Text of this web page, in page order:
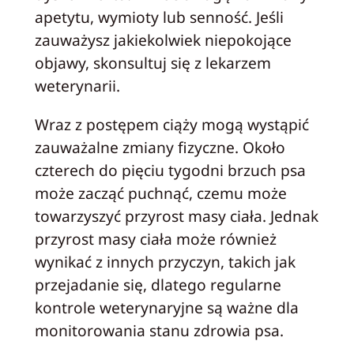
apetytu, wymioty lub senność. Jeśli
zauważysz jakiekolwiek niepokojące
objawy, skonsultuj się z lekarzem
weterynarii.
Wraz z postępem ciąży mogą wystąpić
zauważalne zmiany fizyczne. Około
czterech do pięciu tygodni brzuch psa
może zacząć puchnąć, czemu może
towarzyszyć przyrost masy ciała. Jednak
przyrost masy ciała może również
wynikać z innych przyczyn, takich jak
przejadanie się, dlatego regularne
kontrole weterynaryjne są ważne dla
monitorowania stanu zdrowia psa.